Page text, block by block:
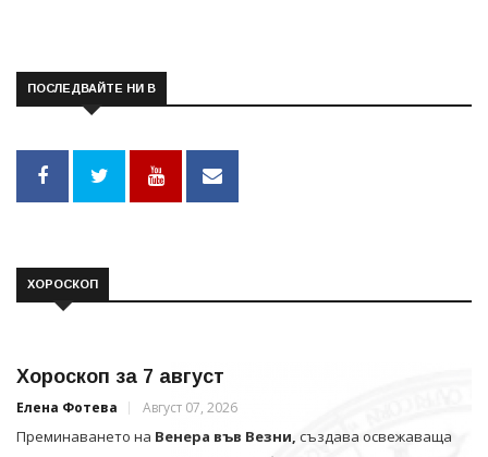
ПОСЛЕДВАЙТЕ НИ В
ХОРОСКОП
Хороскоп за 7 август
Елена Фотева Август 07, 2026
Преминаването на Венера във Везни, създава освежаваща